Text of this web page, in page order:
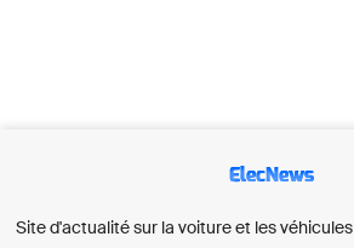
ElecNews
Site d'actualité sur la voiture et les